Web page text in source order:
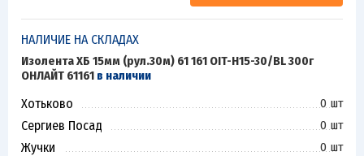
НАЛИЧИЕ НА СКЛАДАХ
Изолента ХБ 15мм (рул.30м) 61 161 OIT-H15-30/BL 300г
ОНЛАЙТ 61161 в наличии
Хотьково 0 шт
Сергиев Посад 0 шт
Жучки 0 шт